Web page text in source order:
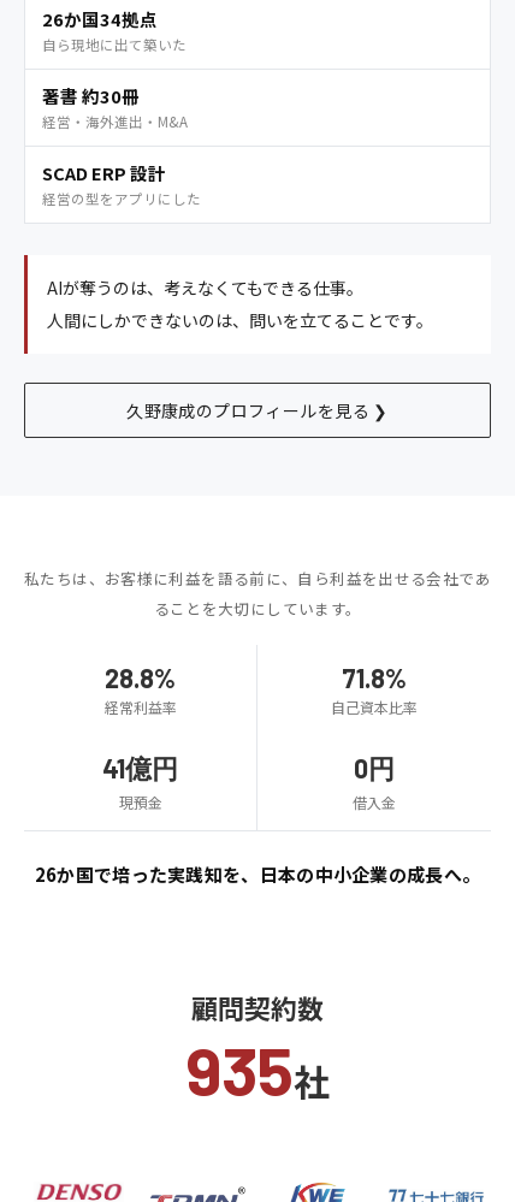
26か国34拠点
自ら現地に出て築いた
著書 約30冊
経営・海外進出・M&A
SCAD ERP 設計
経営の型をアプリにした
AIが奪うのは、考えなくてもできる仕事。
人間にしかできないのは、問いを立てることです。
久野康成のプロフィールを見る ❯
私たちは、お客様に利益を語る前に、 自ら利益を出せる会社であ
ることを大切にしています。
28.8%
経常利益率
71.8%
自己資本比率
41億円
現預金
0円
借入金
26か国で培った実践知を、 日本の中小企業の成長へ。
顧問契約数
935社